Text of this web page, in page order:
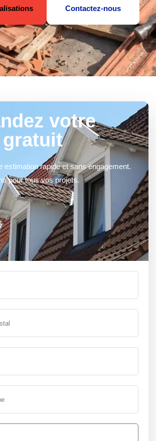
Contactez-nous
votre
estimation rapide et sans engagement.
pour tous vos projets.